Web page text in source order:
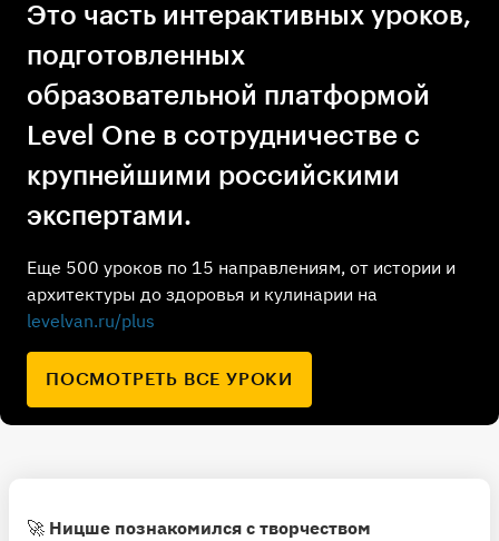
Это часть интерактивных уроков,
подготовленных
образовательной платформой
Level One в сотрудничестве с
крупнейшими российскими
экспертами.
Еще 500 уроков по 15 направлениям, от истории и
архитектуры до здоровья и кулинарии на
levelvan.ru/plus
ПОСМОТРЕТЬ ВСЕ УРОКИ
🚀 Ницше познакомился с творчеством